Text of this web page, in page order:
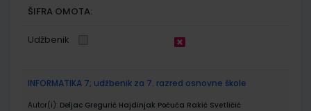
ŠIFRA OMOTA:
Udžbenik
INFORMATIKA 7; udžbenik za 7. razred osnovne škole
Autor(i): Deljac Gregurić Hajdinjak Počuča Rakić Svetličić